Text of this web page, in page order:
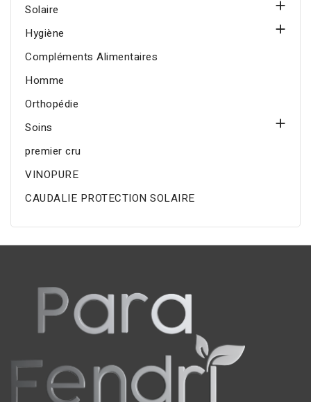
Solaire

Hygiène

Compléments Alimentaires
Homme
Orthopédie
Soins

premier cru
VINOPURE
CAUDALIE PROTECTION SOLAIRE